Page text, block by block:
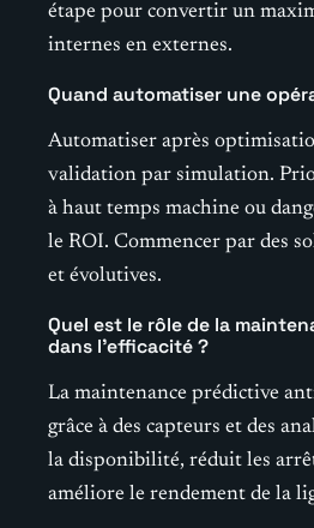
étape pour convertir un
internes en externes.
Quand automatiser une
Automatiser après
validation par simulation.
à haut temps machine ou
le ROI. Commencer par des
et évolutives.
Quel est le rôle de la
dans l’efficacité ?
La maintenance prédictive
grâce à des capteurs et des
la disponibilité, réduit les
améliore le rendement de la